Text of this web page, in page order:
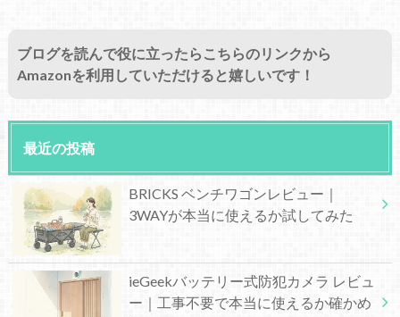
ブログを読んで役に立ったらこちらのリンクから
Amazonを利用していただけると嬉しいです！
最近の投稿
BRICKS ベンチワゴンレビュー｜
3WAYが本当に使えるか試してみた
ieGeekバッテリー式防犯カメラ レビュ
ー｜工事不要で本当に使えるか確かめ